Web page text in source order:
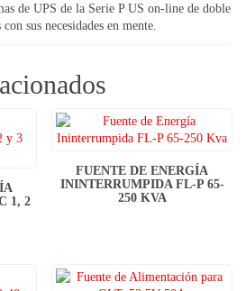
de UPS de la Serie P US on-line de doble
sus necesidades en mente.
1, 2
FUENTE DE ENERGÍA
ININTERRUMPIDA FL-P 65-
250 KVA